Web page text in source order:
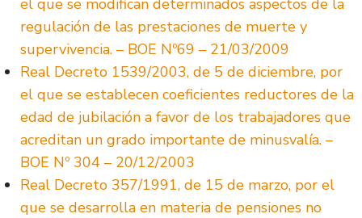
el que se modifican determinados aspectos de la
regulación de las prestaciones de muerte y
supervivencia. – BOE Nº69 – 21/03/2009
Real Decreto 1539/2003, de 5 de diciembre, por
el que se establecen coeficientes reductores de la
edad de jubilación a favor de los trabajadores que
acreditan un grado importante de minusvalía. –
BOE Nº 304 – 20/12/2003
Real Decreto 357/1991, de 15 de marzo, por el
que se desarrolla en materia de pensiones no